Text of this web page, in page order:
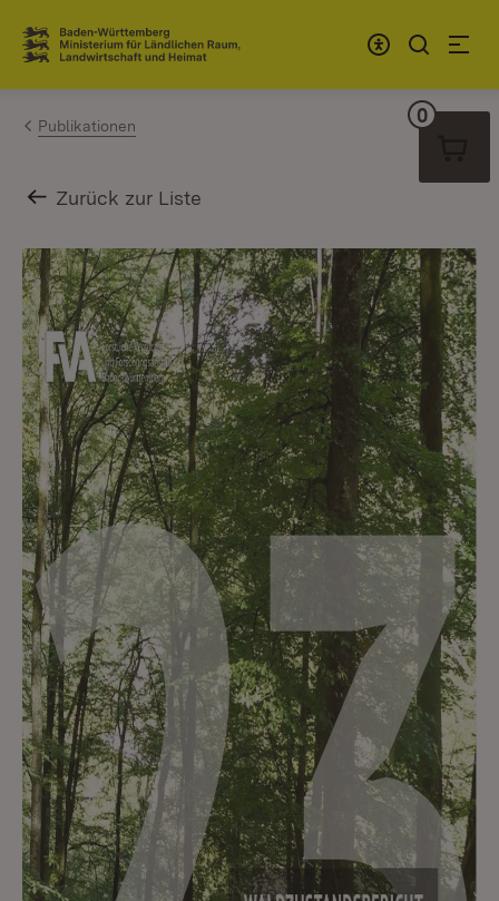
Zum Inhalt springen
Link zur Startseite
Publikationen
Zurück zur Liste
0